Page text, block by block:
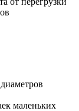
маленьких